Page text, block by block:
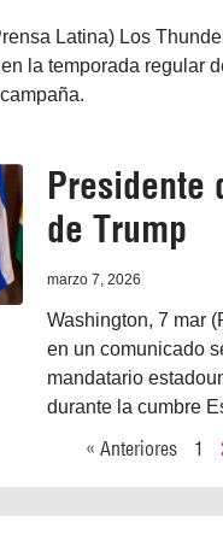
Latina) Los
la temporada regular
Presidente
de Trump
marzo 7, 2026
Washington, 7 mar
en un comunicado
mandatario
durante la cumbre
« Anteriores 1